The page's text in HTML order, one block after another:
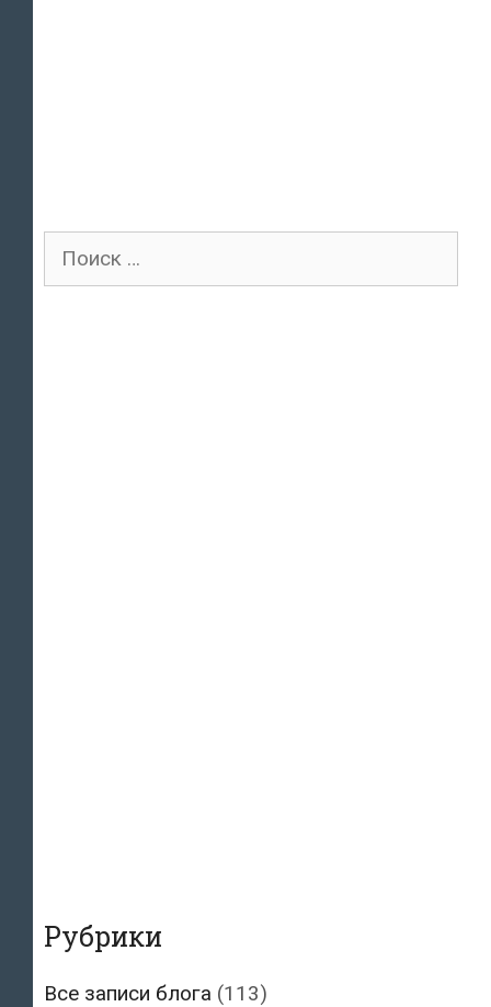
Поиск
Рубрики
Все записи блога (113)